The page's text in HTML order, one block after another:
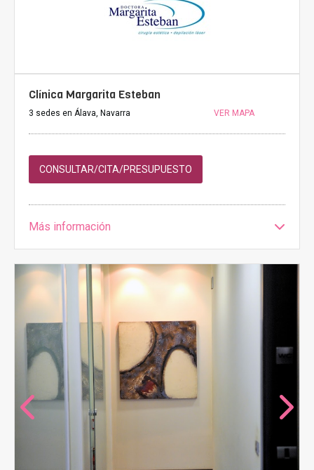
Clínica Margarita Esteban
3 sedes en Álava, Navarra VER MAPA
CONSULTAR/CITA/PRESUPUESTO
Más información